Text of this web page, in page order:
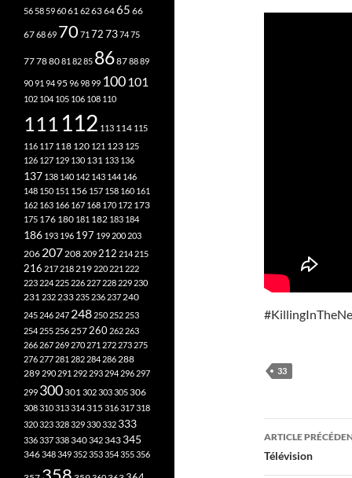
33
des
ARTICLE
Télévision
56 58 596061 62636465 66
676869 70 71 72737475
77788081 8285 86878889
9091 94 95 969899 100101
102 104 105 106 108 110
111 112 113 114 115
116 117 118 120 121 123 125
126 127 129 130 131 133 136
137 138 140 142 143 144 146
148 150 151 156 157 158 160 161
162 163 166 167 168 170 172 173
175 176 180 181 182 183 184
186 193 196 197 199 200 203
206 207 208 209 212 214 215
216 217 218219 220 221 222
223 224 225 226 227 228 229 230
231 232 233 235 236 237240
245 246 247248 250 252 253
254 255 256257 260 262 263
266 267 269 270 271 272 273 275
276 277 281 282 284 286 288
289 290 291 292 293 294 296 297
299 300301302303305306
308310313314315 316317318
320323328329330332 333
336337338340342343 345
346348349352353354355356